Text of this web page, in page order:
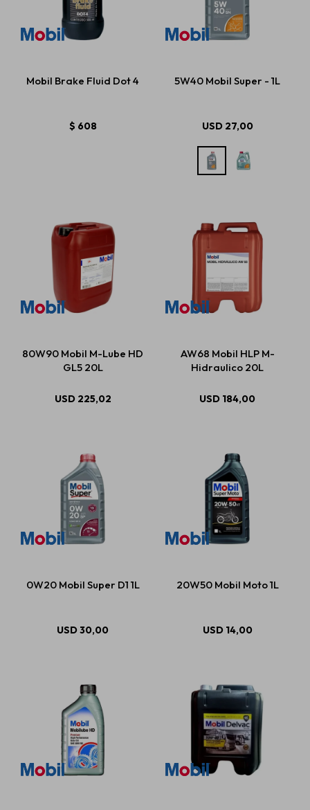
Mobil Brake Fluid Dot 4
$ 608
5W40 Mobil Super - 1L
USD 27,00
80W90 Mobil M-Lube HD
GL5 20L
USD 225,02
AW68 Mobil HLP M-
Hidraulico 20L
USD 184,00
0W20 Mobil Super D1 1L
USD30,00
20W50 Mobil Moto 1L
USD 14,00